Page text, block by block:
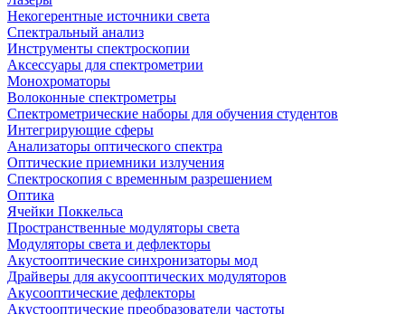
Некогерентные источники света
Спектральный анализ
Инструменты спектроскопии
Аксессуары для спектрометрии
Монохроматоры
Волоконные спектрометры
Спектрометрические наборы для обучения студентов
Интегрирующие сферы
Анализаторы оптического спектра
Оптические приемники излучения
Спектроскопия с временным разрешением
Оптика
Ячейки Поккельса
Пространственные модуляторы света
Модуляторы света и дефлекторы
Акустооптические синхронизаторы мод
Драйверы для акусооптических модуляторов
Акусооптические дефлекторы
Акустооптические преобразователи частоты